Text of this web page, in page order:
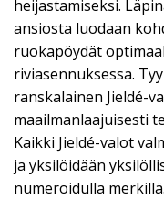
heijastamiseksi.
ansiosta luodaan
ruokapöydät
riviasennuksessa.
ranskalainen Jieldé-
maailmanlaajuisesti
Kaikki Jieldé-valot
ja yksilöidään
numeroidulla merkillä.